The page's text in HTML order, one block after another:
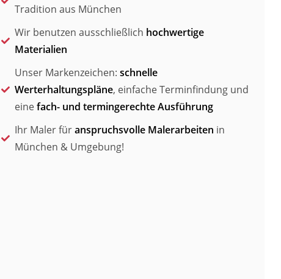
Tradition aus München
Wir benutzen ausschließlich hochwertige
Materialien
Unser Markenzeichen: schnelle
Werterhaltungspläne, einfache Terminfindung und
einefach- und termingerechte Ausführung
Ihr Maler füranspruchsvolle Malerarbeiten in
München & Umgebung!